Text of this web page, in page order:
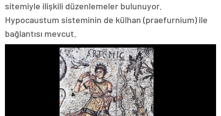
sitemiyle ilişkili düzenlemeler bulunuyor.
Hypocaustum sisteminin de külhan (praefurnium) ile
bağlantısı mevcut.